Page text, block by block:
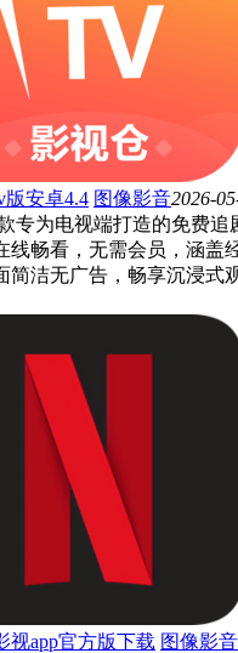
版安卓4.4 图像影音2026-
专为电视端打造的免费追
线畅看，无需会员，涵盖
简洁无广告，畅享沉浸式
视app官方版下载 图像影音